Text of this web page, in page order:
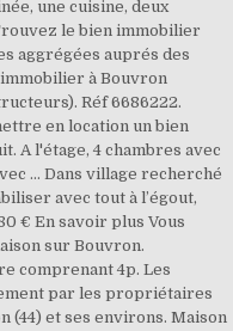
une cuisine, deux
le bien immobilier
aggrégées auprés des
à Bouvron
Réf 6686222.
en location un bien
A l'étage, 4 chambres avec
… Dans village recherché
avec tout à l’égout,
€ En savoir plus Vous
sur Bouvron.
comprenant 4p. Les
par les propriétaires
(44) et ses environs. Maison